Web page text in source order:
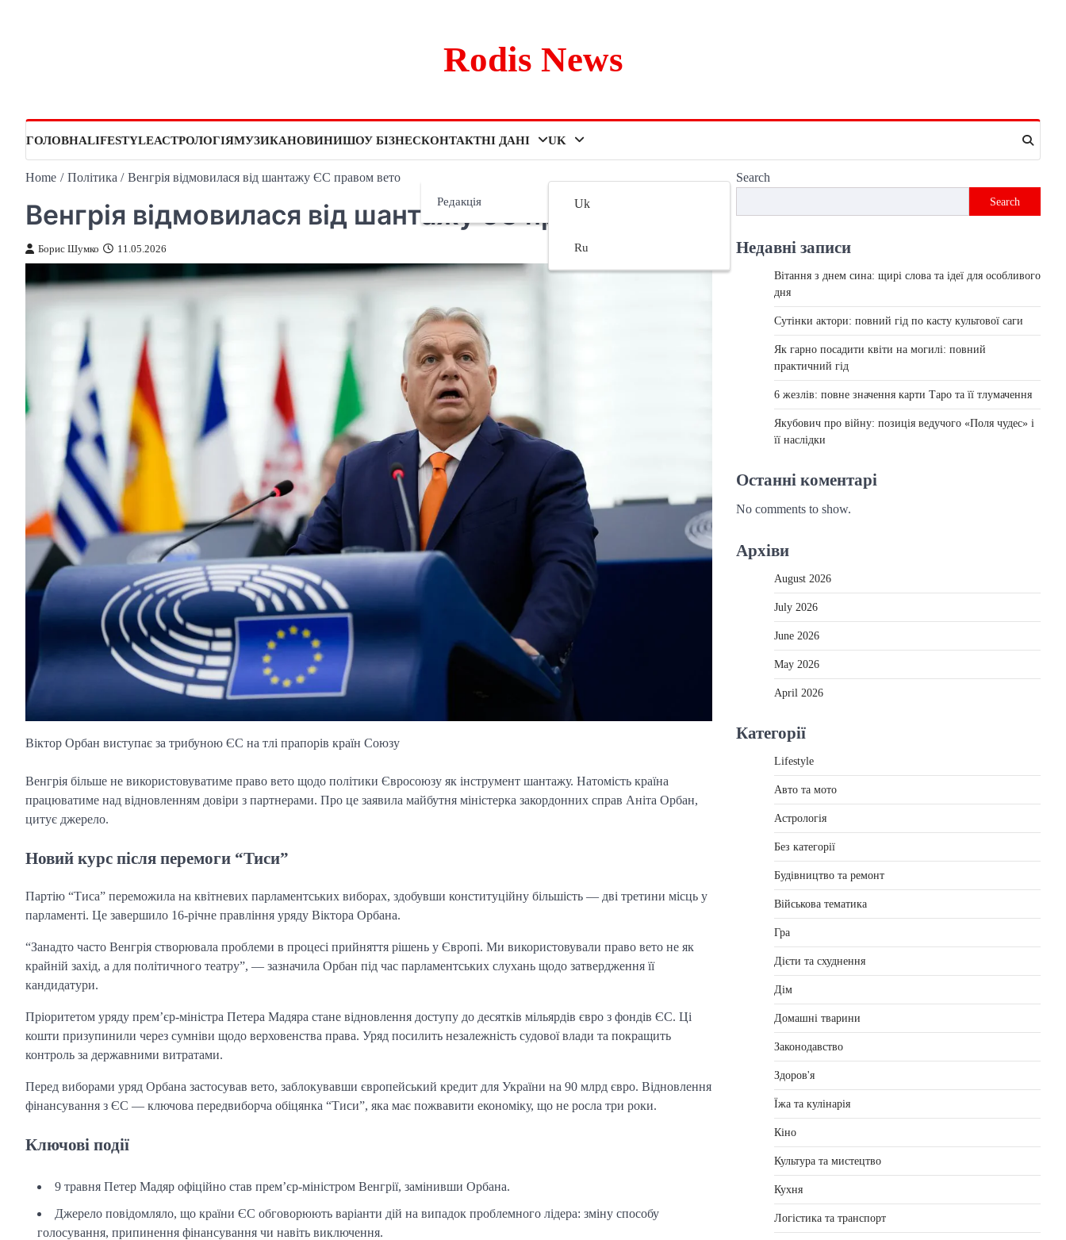
Rodis News
ГОЛОВНАLIFESTYLEАСТРОЛОГІЯМУЗИКАНОВИНИШОУ БІЗНЕСКОНТАКТНІ ДАНІ
Редакція
UK
Uk
Ru
Home Політика Венгрія відмовилася від шантажу ЄС правом вето
Венгрія відмовилася від шантажу ЄС правом вето
Борис Шумко 11.05.2026
Віктор Орбан виступає за трибуною ЄС на тлі прапорів країн Союзу
Венгрія більше не використовуватиме право вето щодо політики Євросоюзу як інструмент шантажу. Натомість країна
працюватиме над відновленням довіри з партнерами. Про це заявила майбутня міністерка закордонних справ Аніта Орбан,
цитує джерело.
Новий курс після перемоги “Тиси”
Партію “Тиса” переможила на квітневих парламентських виборах, здобувши конституційну більшість — дві третини місць у
парламенті. Це завершило 16-річне правління уряду Віктора Орбана.
“Занадто часто Венгрія створювала проблеми в процесі прийняття рішень у Європі. Ми використовували право вето не як
крайній захід, а для політичного театру”, — зазначила Орбан під час парламентських слухань щодо затвердження її
кандидатури.
Пріоритетом уряду прем’єр-міністра Петера Мадяра стане відновлення доступу до десятків мільярдів євро з фондів ЄС. Ці
кошти призупинили через сумніви щодо верховенства права. Уряд посилить незалежність судової влади та покращить
контроль за державними витратами.
Перед виборами уряд Орбана застосував вето, заблокувавши європейський кредит для України на 90 млрд євро. Відновлення
фінансування з ЄС — ключова передвиборча обіцянка “Тиси”, яка має пожвавити економіку, що не росла три роки.
Ключові події
9 травня Петер Мадяр офіційно став прем’єр-міністром Венгрії, замінивши Орбана.
Джерело повідомляло, що країни ЄС обговорюють варіанти дій на випадок проблемного лідера: зміну способу
голосування, припинення фінансування чи навіть виключення.
Search
Search
Недавні записи
Вітання з днем сина: щирі слова та ідеї для особливого
дня
Сутінки актори: повний гід по касту культової саги
Як гарно посадити квіти на могилі: повний
практичний гід
6 жезлів: повне значення карти Таро та її тлумачення
Якубович про війну: позиція ведучого «Поля чудес» і
її наслідки
Останні коментарі
No comments to show.
Архіви
August 2026
July 2026
June 2026
May 2026
April 2026
Категорії
Lifestyle
Авто та мото
Астрологія
Без категорії
Будівництво та ремонт
Військова тематика
Гра
Дієти та схуднення
Дім
Домашні тварини
Законодавство
Здоров'я
Їжа та кулінарія
Кіно
Культура та мистецтво
Кухня
Логістика та транспорт